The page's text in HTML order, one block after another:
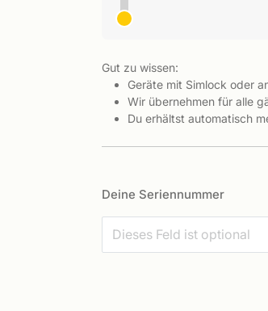
Gut zu wissen:
Geräte mit Simlock oder
Wir übernehmen für alle
Du erhältst automatisch
Deine Seriennummer